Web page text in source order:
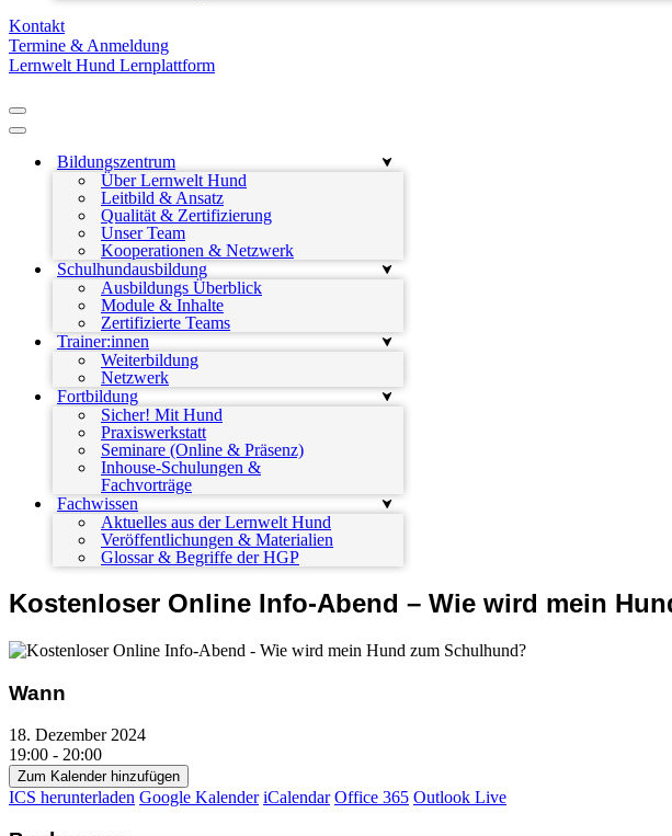
Kontakt
Termine & Anmeldung
Lernwelt Hund Lernplattform
Navigationsmenü
Navigationsmenü
Bildungszentrum
Über Lernwelt Hund
Leitbild & Ansatz
Qualität & Zertifizierung
Unser Team
Kooperationen & Netzwerk
Schulhundausbildung
Ausbildungs Überblick
Module & Inhalte
Zertifizierte Teams
Trainer:innen
Weiterbildung
Netzwerk
Fortbildung
Sicher! Mit Hund
Praxiswerkstatt
Seminare (Online & Präsenz)
Inhouse-Schulungen &
Fachvorträge
Fachwissen
Aktuelles aus der Lernwelt Hund
Veröffentlichungen & Materialien
Glossar & Begriffe der HGP
Kostenloser Online Info-Abend – Wie wird mein
Wann
18. Dezember 2024
19:00 - 20:00
Zum Kalender hinzufügen
ICS herunterladen Google Kalender iCalendar Office 365 Outlook Live